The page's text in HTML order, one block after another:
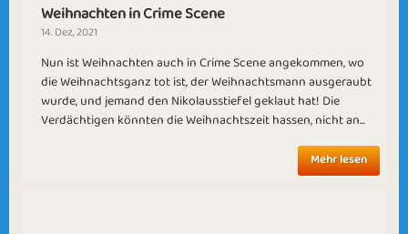
New Beginnings
Remember the
Time
Weihnachten in Crime Scene
14. Dez, 2021
Nun ist Weihnachten auch in Crime Scene angekommen, wo
die Weihnachtsganz tot ist, der Weihnachtsmann ausgeraubt
wurde, und jemand den Nikolausstiefel geklaut hat! Die
Verdächtigen könnten die Weihnachtszeit hassen, nicht an...
Mehr lesen